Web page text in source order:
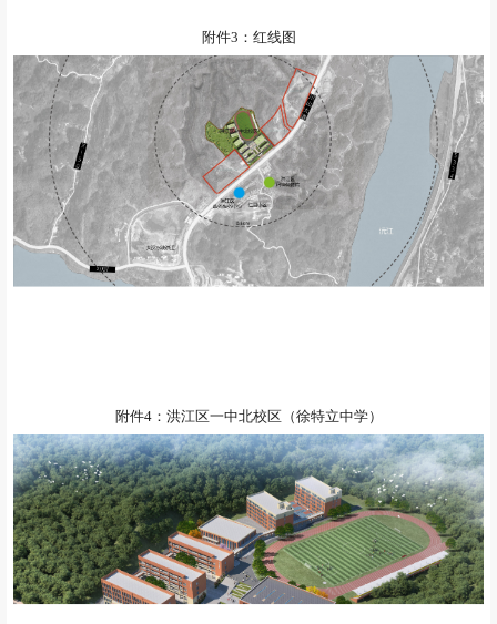
附件3：红线图
附件4：洪江区一中北校区（徐特立中学）